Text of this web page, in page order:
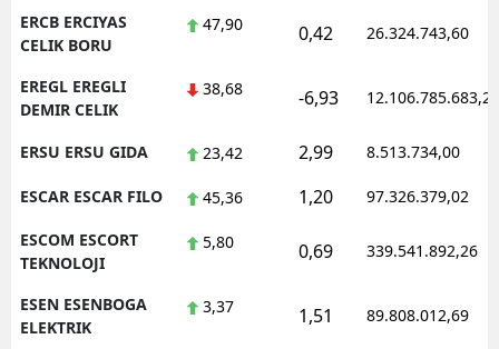
ERCB ERCIYAS
CELIK BORU
47,90 0,42 26.324.743,60
EREGL EREGLI
DEMIR CELIK
38,68 -6,93 12.106.785.683,20
ERSU ERSU GIDA 23,42 2,99 8.513.734,00
ESCAR ESCAR FILO 45,36 1,20 97.326.379,02
ESCOM ESCORT
TEKNOLOJI
5,80 0,69 339.541.892,26
ESEN ESENBOGA
ELEKTRIK
3,37 1,51 89.808.012,69